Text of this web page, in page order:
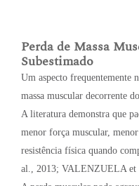
Perda de Massa
Subestimado
Um aspecto frequentemente
massa muscular decorrente
A literatura demonstra que
menor força muscular,
resistência física quando
al., 2013; VALENZUELA et